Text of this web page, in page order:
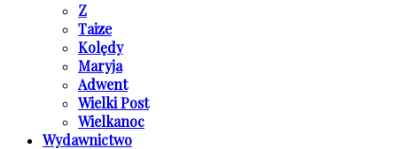
Z
Taize
Kolędy
Maryja
Adwent
Wielki Post
Wielkanoc
Wydawnictwo